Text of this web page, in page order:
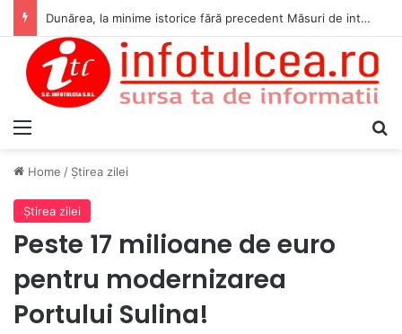
Dunărea, la minime istorice fără precedent Măsuri de intervenție pentru menținerea debitelor minime, necesare pentru producția de energie nucleară
Home / Ştirea zilei
Ştirea zilei
Peste 17 milioane de euro
pentru modernizarea
Portului Sulina!